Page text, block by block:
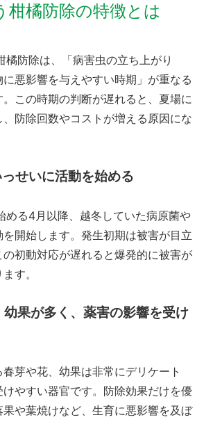
柑橘防除の特徴とは
防除は、「病害虫の立ち上がり
悪影響を与えやすい時期」が重なる
この時期の判断が遅れると、夏場に
防除回数やコストが増える原因にな
っせいに活動を始める
る4月以降、越冬していた病原菌や
開始します。発生初期は被害が目立
初動対応が遅れると爆発的に被害が
す。
幼果が多く、薬害の影響を受け
芽や花、幼果は非常にデリケート
やすい器官です。防除効果だけを優
や葉焼けなど、生育に悪影響を及ぼ